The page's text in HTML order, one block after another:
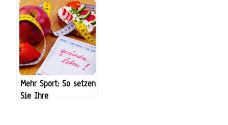
Mehr Sport: So setzen
Sie Ihre